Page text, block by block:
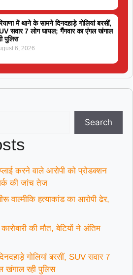
में थाने के सामने दिनदहाड़े गोलियां बरसीं,
सवार 7 लोग घायल; गैंगवार का एंगल खंगाल
पुलिस
6, 2026
Search
करने वाले आरोपी को प्रोडक्शन
की जांच तेज
वाल्मीकि हत्याकांड का आरोपी ढेर,
की मौत, बेटियों ने अंतिम
गोलियां बरसीं, SUV सवार 7
खंगाल रही पुलिस